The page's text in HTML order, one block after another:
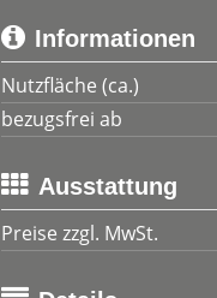
Informationen
Nutzfläche (ca.)
bezugsfrei ab
Ausstattung
Preise zzgl. MwSt.